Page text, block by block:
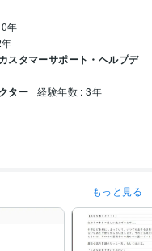
年
スタマーサポート・ヘルプデ
ター 経験年数 : 3年
ココナラ・
もっと見る